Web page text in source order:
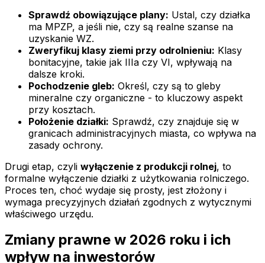
Sprawdź obowiązujące plany: Ustal, czy działka
ma MPZP, a jeśli nie, czy są realne szanse na
uzyskanie WZ.
Zweryfikuj klasy ziemi przy odrolnieniu: Klasy
bonitacyjne, takie jak IIIa czy VI, wpływają na
dalsze kroki.
Pochodzenie gleb: Określ, czy są to gleby
mineralne czy organiczne - to kluczowy aspekt
przy kosztach.
Położenie działki: Sprawdź, czy znajduje się w
granicach administracyjnych miasta, co wpływa na
zasady ochrony.
Drugi etap, czyli wyłączenie z produkcji rolnej, to
formalne wyłączenie działki z użytkowania rolniczego.
Proces ten, choć wydaje się prosty, jest złożony i
wymaga precyzyjnych działań zgodnych z wytycznymi
właściwego urzędu.
Zmiany prawne w 2026 roku i ich
wpływ na inwestorów